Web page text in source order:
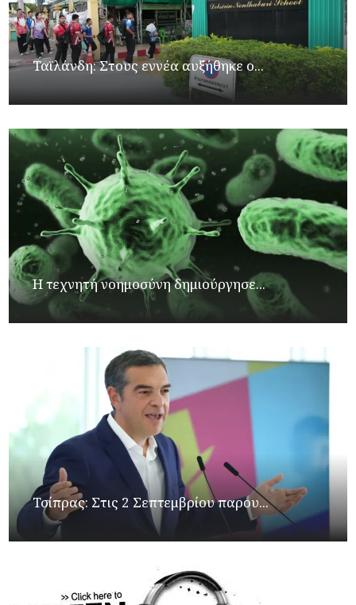
Ταϊλάνδη: Στους εννέα αυξήθηκε ο...
Η τεχνητή νοημοσύνη δημιούργησε...
Τσίπρας: Στις 2 Σεπτεμβρίου παρου...